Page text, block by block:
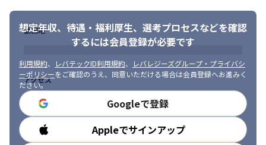
るための新規サービス初期構築に携われます
・チャレンジングかつ自身の努力がプロダクトに反映されやすい
フェーズを実感しやすい環境です
配分や拡大戦略に則った組織配置などが今後なされるフェーズか
ら参画できます。
想定年収、待遇・福利厚生、 選考プロセスなどを確認
するには会員登録が必要です
利用規約、 レバテックID利用規約、
レバレジーズグループ・プライバシ
ーポリシーをご確認のうえ、同意いただける場合は会員登録へお進みく
ださい。
Googleで登録
Appleでサインアップ
勤務地
アクセス
勤務時間